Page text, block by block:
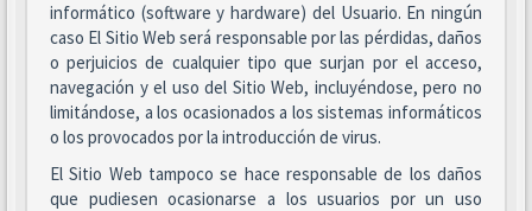
informático (software y hardware) del Usuario. En ningún
caso El Sitio Web será responsable por las pérdidas, daños
o perjuicios de cualquier tipo que surjan por el acceso,
navegación y el uso del Sitio Web, incluyéndose, pero no
limitándose, a los ocasionados a los sistemas informáticos
o los provocados por la introducción de virus.
El Sitio Web tampoco se hace responsable de los daños
que pudiesen ocasionarse a los usuarios por un uso